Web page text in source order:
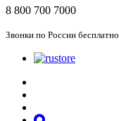
8 800 700 7000
Звонки по России бесплатно